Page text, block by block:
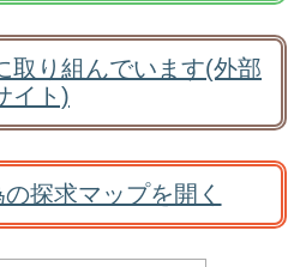
取り組んでいます(外部
イト)
探求マップを開く